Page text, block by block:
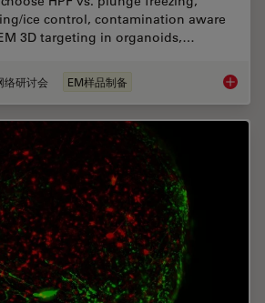
ice control, contamination aware
3D targeting in organoids,…
络研讨会 EM样品制备 High-